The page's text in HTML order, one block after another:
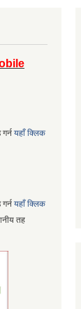
यहाँ क्लिक
यहाँ क्लिक
तह